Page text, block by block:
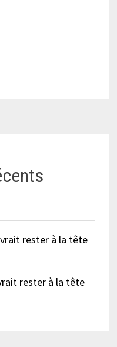
rester à la tête
rester à la tête